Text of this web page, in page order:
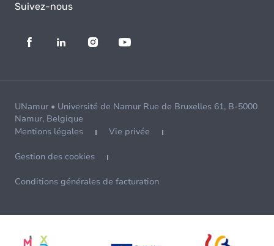
Suivez-nous
UNamur • Université de Namur Rue de Bruxelles 61, B-5000
Namur, Belgique
Mentions légales
Vie privée
Gestion des cookies
Conditions générales de facturation